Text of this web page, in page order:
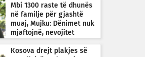
Mbi 1300 raste të dhunës
në familje për gjashtë
muaj, Mujku: Dënimet nuk
mjaftojnë, nevojitet
Kosova drejt plakjes së